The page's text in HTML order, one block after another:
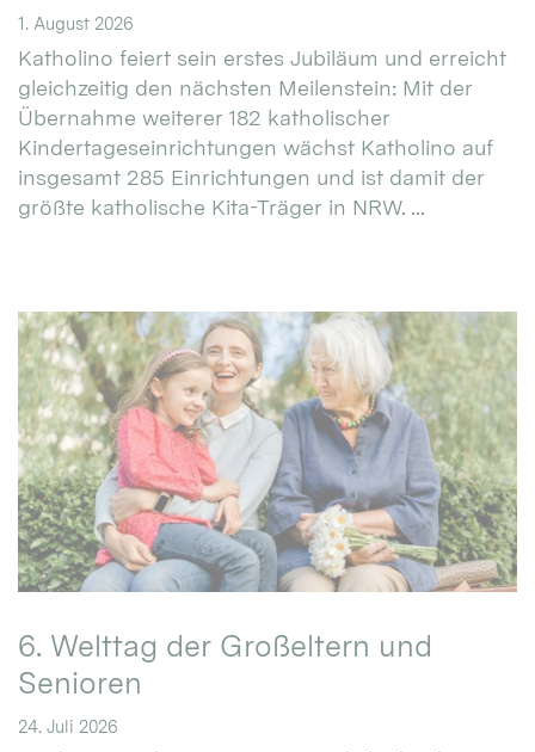
1. August 2026
Katholino feiert sein erstes Jubiläum und erreicht
gleichzeitig den nächsten Meilenstein: Mit der
Übernahme weiterer 182 katholischer
Kindertageseinrichtungen wächst Katholino auf
insgesamt 285 Einrichtungen und ist damit der
größte katholische Kita-Träger in NRW. ...
6. Welttag der Großeltern und
Senioren
24. Juli 2026